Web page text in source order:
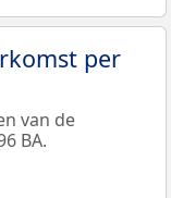
per
van de
BA.